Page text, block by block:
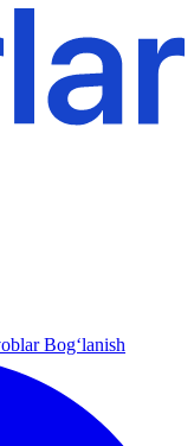
Bog‘lanish